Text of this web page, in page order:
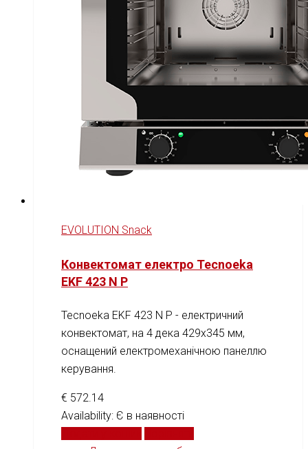
EVOLUTION Snack
Конвектомат електро Tecnoeka
EKF 423 N P
Tecnoeka EKF 423 N P - електричний
конвектомат, на 4 дека 429x345 мм,
оснащений електромеханічною панеллю
керування.
€ 572.14
Availability: Є в наявності